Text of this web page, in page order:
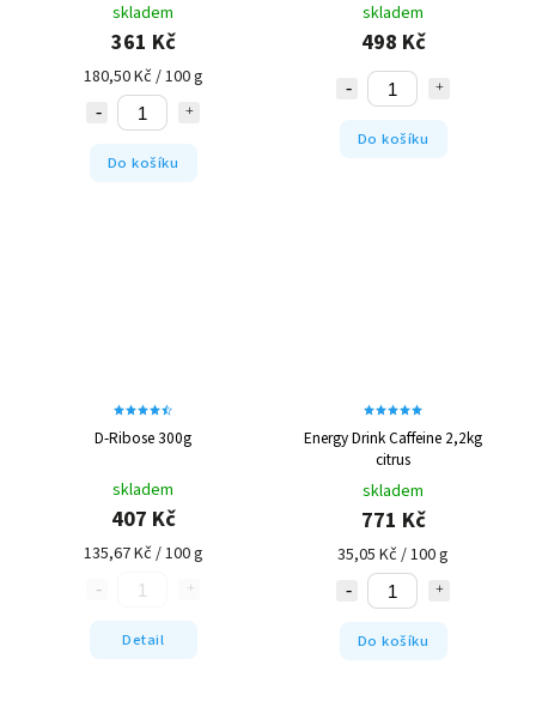
skladem
361 Kč
180,50 Kč / 100 g
Do košíku
skladem
498 Kč
Do košíku
D-Ribose 300g
skladem
407 Kč
135,67 Kč / 100 g
Detail
Energy Drink Caffeine 2,2kg
citrus
skladem
771 Kč
35,05 Kč / 100 g
Do košíku